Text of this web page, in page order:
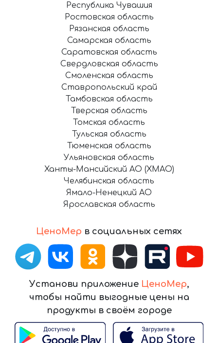
ЦеноМер в социальных сетях
Установи приложение ЦеноМер,
чтобы найти выгодные цены на
продукты в своём городе
Республика Чувашия
Ростовская область
Рязанская область
Самарская область
Саратовская область
Свердловская область
Смоленская область
Ставропольский край
Тамбовская область
Тверская область
Томская область
Тульская область
Тюменская область
Ульяновская область
Ханты-Мансийский АО (ХМАО)
Челябинская область
Ямало-Ненецкий АО
Ярославская область